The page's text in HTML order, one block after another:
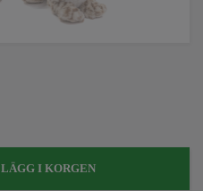
LÄGG I KORGEN